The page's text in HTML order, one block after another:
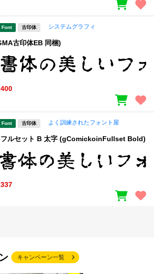
Font 古印体 システムグラフィ
古印体EB 同梱)
Font 古印体 よく訓練されたフォント屋
フルセット B 太字 (gComickoinFullset Bold)
キャンペーン一覧